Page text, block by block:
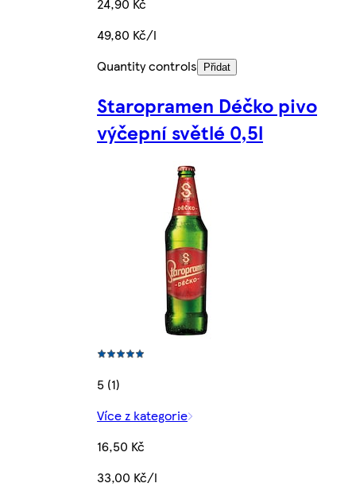
49,80 Kč/l
Quantity controls
Přidat
Staropramen Déčko pivo
výčepní světlé 0,5l
5 (1)
Více z kategorie
16,50 Kč
33,00 Kč/l